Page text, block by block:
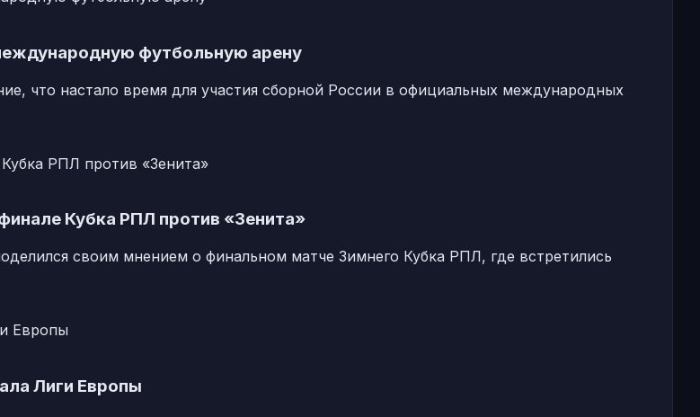
футбольную арену
что настало время для участия сборной России в официальных международных
Кубка РПЛ против «Зенита»
своим мнением о финальном матче Зимнего Кубка РПЛ, где встретились
Лиги Европы